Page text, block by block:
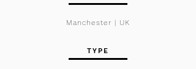
Manchester | UK
TYPE